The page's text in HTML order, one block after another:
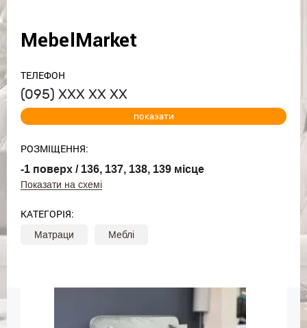
MebelMarket
ТЕЛЕФОН
(095) ХХХ ХХ ХХ
показати
РОЗМІЩЕННЯ:
-1 поверх / 136, 137, 138, 139 місце
Показати на схемі
КАТЕГОРІЯ:
Матраци Меблі